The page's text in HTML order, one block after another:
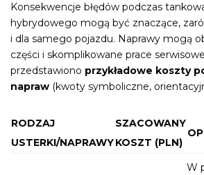
Konsekwencje błędów podczas tankowania samochodu
hybrydowego mogą być znaczące,
i dla samego pojazdu. Naprawy mogą
części i skomplikowane prace
przedstawiono przykładowe koszty
napraw (kwoty symboliczne,
RODZAJ
USTERKI/NAPRAWY
SZACOWANY
KOSZT (PLN)
W